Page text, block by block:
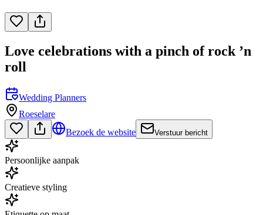
Love celebrations with a pinch of rock ’n
roll
Wedding Planners
Roeselare
Bezoek de website
Verstuur bericht
Persoonlijke aanpak
Creatieve styling